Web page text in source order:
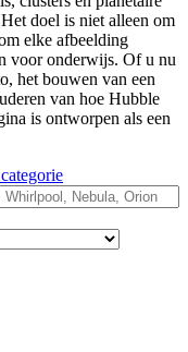
doel is niet alleen om
elke afbeelding
voor onderwijs. Of u nu
het bouwen van een
van hoe Hubble
is ontworpen als een